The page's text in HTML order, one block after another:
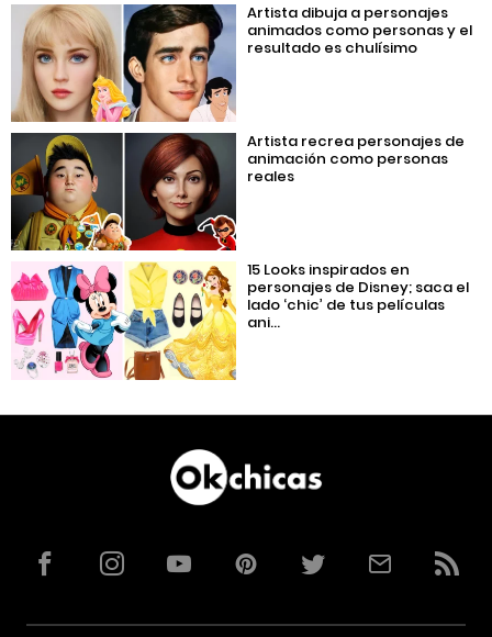
Artista dibuja a personajes
animados como personas y el
resultado es chulísimo
Artista recrea personajes de
animación como personas
reales
15 Looks inspirados en
personajes de Disney; saca el
lado ‘chic’ de tus películas
ani...
FacebookInstagramYouTubePinterestTwitterCorreoRSS